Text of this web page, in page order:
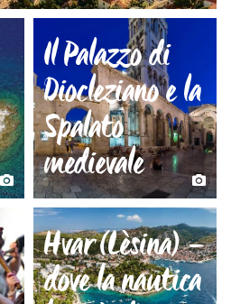
Il Palazzo di
Diocleziano e la
Spalato
medievale
Hvar (Lèsina) –
dove la nautica